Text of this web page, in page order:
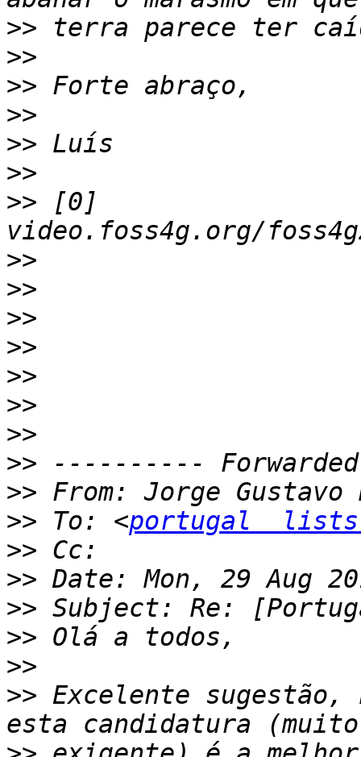
>>
>>
>>
>>
>>
>>
>> [0]
>>
>>
>>
>>
>>
>>
>>
>>
>> From: Jorge Gustavo
>> To: <portugal
>>
>>
>>
>>
>>
>> Excelente sugestão,